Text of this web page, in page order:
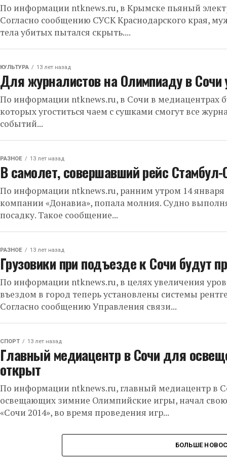
По информации ntknews.ru, в Крымске пьяный
Согласно сообщению СУСК Краснодарского края,
тела убитых пытался скрыть....
КУЛЬТУРА 13 лет назад
Для журналистов на Олимпиаду в Сочи
По информации ntknews.ru, в Сочи в медиацентрах
которых угоститься чаем с сушками смогут все
событий...
РАЗНОЕ 13 лет назад
В самолет, совершавший рейс
По информации ntknews.ru, ранним утром 14
компании «Донавиа», попала молния. Судно
посадку. Такое сообщение...
РАЗНОЕ 13 лет назад
Грузовики при подъезде к Сочи будут
По информации ntknews.ru, в целях увеличения
въездом в город теперь установлены системы
Согласно сообщению Управления связи...
СПОРТ 13 лет назад
Главный медиацентр в Сочи для
открыт
По информации ntknews.ru, главный медиацентр в
освещающих зимние Олимпийские игры, начал
«Сочи 2014», во время проведения игр...
БОЛЬШЕ